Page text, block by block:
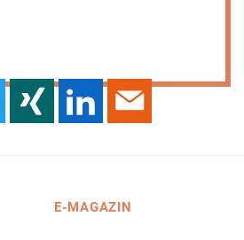
E-MAGAZIN